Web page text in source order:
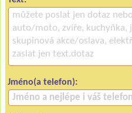
Jméno(a telefon):